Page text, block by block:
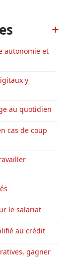
autonomie et
y
au quotidien
cas de coup
le salariat
au crédit
gagner